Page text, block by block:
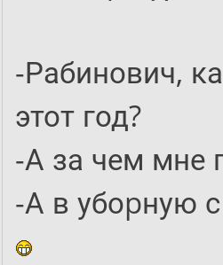
-Рабинович,
этот год?
-А за чем мне
-А в убоpную с